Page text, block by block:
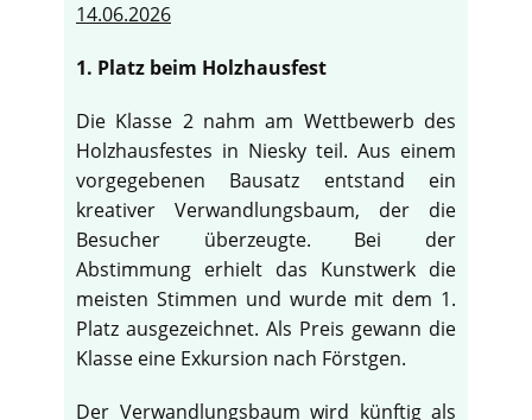
14.06.2026
1. Platz beim Holzhausfest
Die Klasse 2 nahm am Wettbewerb des
Holzhausfestes in Niesky teil. Aus einem
vorgegebenen Bausatz entstand ein
kreativer Verwandlungsbaum, der die
Besucher überzeugte. Bei der
Abstimmung erhielt das Kunstwerk die
meisten Stimmen und wurde mit dem 1.
Platz ausgezeichnet. Als Preis gewann die
Klasse eine Exkursion nach Förstgen.
Der Verwandlungsbaum wird künftig als